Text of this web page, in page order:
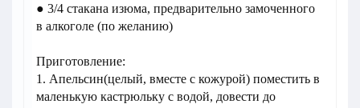
● 3/4 стакана изюма, предварительно замоченного
в алкоголе (по желанию)
Приготовление:
1. Апельсин(целый, вместе с кожурой) поместить в
маленькую кастрюльку с водой, довести до